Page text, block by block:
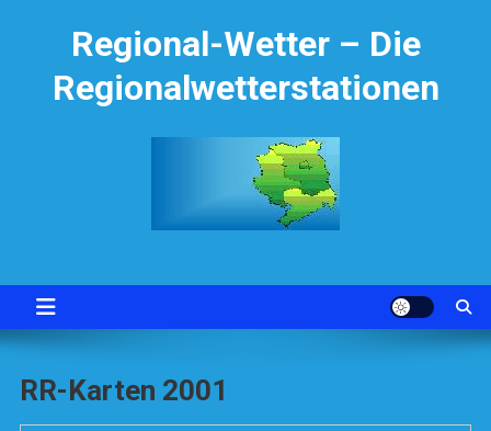
Regional-Wetter – Die
Regionalwetterstationen
RR-Karten 2001